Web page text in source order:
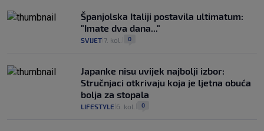
Španjolska Italiji postavila ultimatum:
"Imate dva dana..."
SVIJET 7. kol. 0
Japanke nisu uvijek najbolji izbor:
Stručnjaci otkrivaju koja je ljetna obuća
bolja za stopala
LIFESTYLE 6. kol. 0